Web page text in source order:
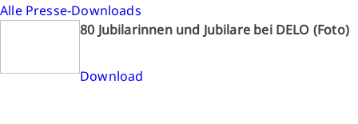
Alle Presse-Downloads
80 Jubilarinnen und Jubilare bei DELO (Foto)
Download